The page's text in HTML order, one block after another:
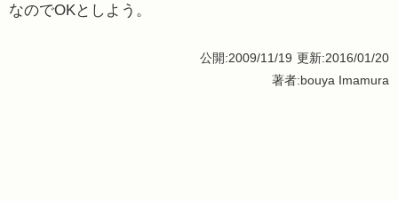
なのでOKとしよう。
公開:2009/11/19 更新:2016/01/20
著者:bouya Imamura